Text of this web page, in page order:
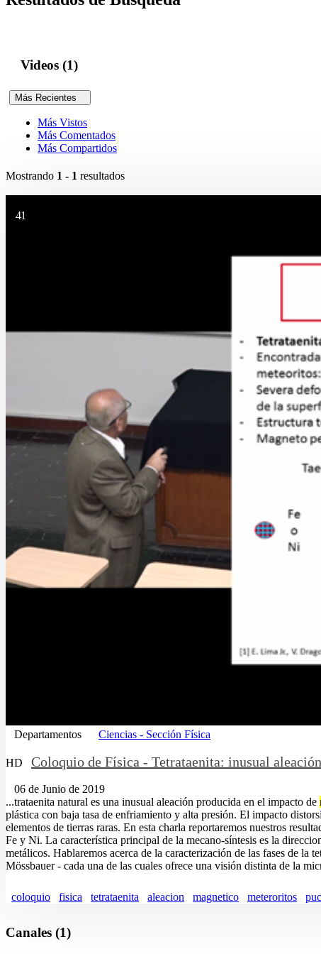
Videos (1)
Más Recientes
Más Vistos
Más Comentados
Más Compartidos
Mostrando 1 - 1 resultados
41
Departamentos Ciencias - Sección Física
HD Coloquio de Física - Tetrataenita: inusual
06 de Junio de 2019
...trataenita natural es una inusual aleación producida en el impacto de
plástica con baja tasa de enfriamiento y alta presión. El impacto
elementos de tierras raras. En esta charla reportaremos nuestros
Fe y Ni. La característica principal de la mecano-síntesis es la
metálicos. Hablaremos acerca de la caracterización de las fases de
Mössbauer - cada una de las cuales ofrece una visión distinta de la
coloquio fisica tetrataenita aleacion magnetico meteroritos
Canales (1)